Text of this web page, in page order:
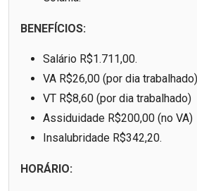
BENEFÍCIOS:
Salário R$1.711,00.
VA R$26,00 (por dia trabalhado)
VT R$8,60 (por dia trabalhado)
Assiduidade R$200,00 (no VA)
Insalubridade R$342,20.
HORÁRIO: